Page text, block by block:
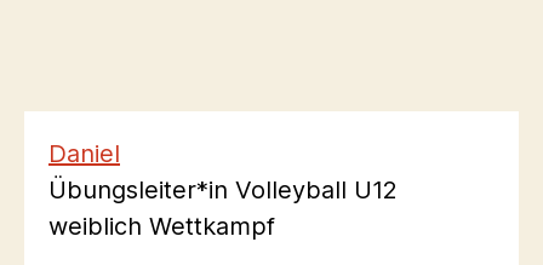
Daniel
Übungsleiter*in Volleyball U12
weiblich Wettkampf